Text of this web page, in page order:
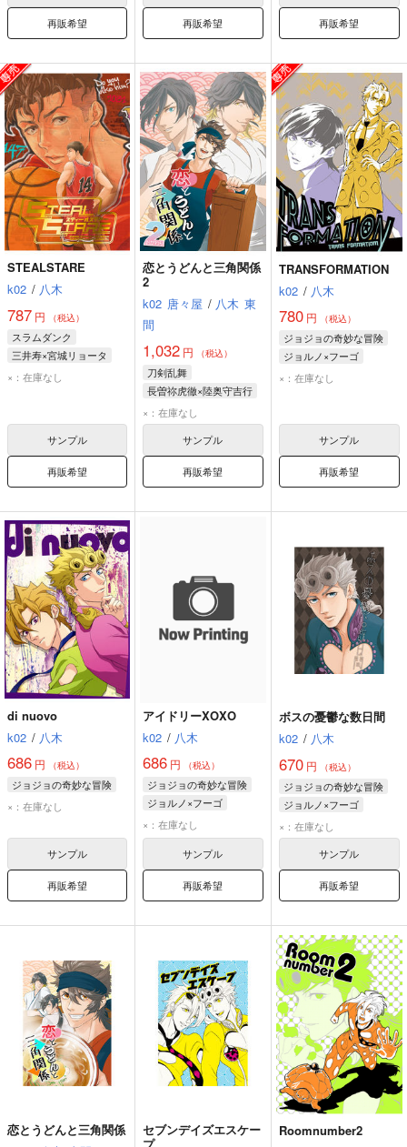
再販希望 再販希望 再販希望
STEALSTARE
k02 / 八木
787 円 （税込）
スラムダンク
三井寿×宮城リョータ
三井寿
宮城リョータ
×：在庫なし
サンプル
再販希望
恋とうどんと三角関係
2
k02 唐々屋 / 八木 東
間
1,032 円 （税込）
刀剣乱舞
長曽祢虎徹×陸奥守吉行
陸奥守吉行
長曽祢虎徹
和泉守兼定
×：在庫なし
サンプル
再販希望
TRANSFORMATION
k02 / 八木
780円 （税込）
ジョジョの奇妙な冒険
ジョルノ×フーゴ
ジョルノ・ジョバァーナ
×：在庫なし
サンプル
再販希望
di nuovo
k02 / 八木
686 円 （税込）
ジョジョの奇妙な冒険
×：在庫なし
サンプル
再販希望
アイドリーXOXO
k02 / 八木
686 円 （税込）
ジョジョの奇妙な冒険
ジョルノ×フーゴ
ジョルノ・ジョバァーナ
パンナコッタ・フーゴ
×：在庫なし
サンプル
再販希望
ボスの憂鬱な数日間
k02 / 八木
670円 （税込）
ジョジョの奇妙な冒険
ジョルノ×フーゴ
ジョルノ・ジョバァーナ
パンナコッタ・フーゴ
×：在庫なし
サンプル
再販希望
恋とうどんと三角関係
セブンデイズエスケー
プ
Roomnumber2